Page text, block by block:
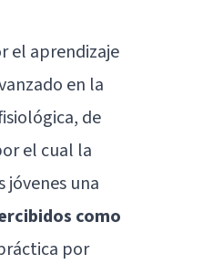
el aprendizaje
en la
de
el cual la
una
como
por